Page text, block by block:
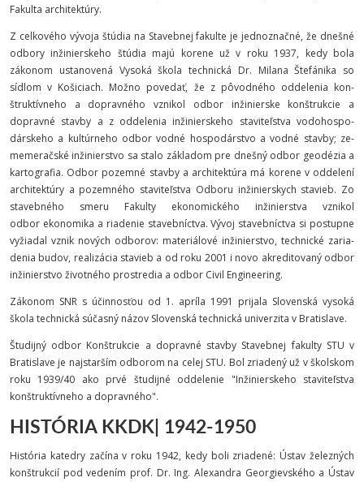
Fa­kulta architektúry.
Z celkového vývoja štúdia na Stavebnej fakulte je jednoznačné, že dnešné
odbory inži­nierskeho štúdia majú korene už v roku 1937, kedy bola
zákonom ustanovená Vysoká škola technická Dr. Milana Štefánika so
sídlom v Košiciach. Možno pove­dať, že z pôvodného oddelenia kon­
štruktívneho a do­pravného vznikol od­bor inžinierske konštruk­cie a
dopravné stavby a z oddelenia inžinierske­ho sta­viteľ­stva vodo­hospo­
dárskeho a kultúrneho odbor vodné hospo­dárstvo a vodné stavby; ze­
memerač­ské inži­nierstvo sa stalo základom pre dnešný odbor geo­dézia a
kartografia. Odbor po­zemné stavby a architektúra má ko­rene v odde­lení
architektúry a pozemného staviteľstva Odboru inžinierskych stavieb. Zo
sta­vebného smeru Fa­kulty ekono­mického inžinierstva vznikol
odbor ekonomika a riadenie stavebníctva. Vývoj sta­vebníctva si postupne
vyžiadal vznik nových odbo­rov: materiálové inžinier­stvo, technické za­ria­
denia bu­dov, rea­lizácia stavieb a od roku 2001 i novo akreditovaný odbor
inžinierstvo životného prostredia a odbor Civil Engineering.
Zákonom SNR s účinnosťou od 1. apríla 1991 prijala Slovenská vysoká
škola technická súčasný názov Slovenská technická univerzita v Bratislave.
Študijný odbor Konštrukcie a dopravné stavby Stavebnej fakulty STU v
Bratislave je najstarším odborom na celej STU. Bol zriadený už v školskom
roku 1939/40 ako prvé študijné oddelenie "Inžinierskeho staviteľstva
konštruktívneho a dopravného".
HISTÓRIA KKDK| 1942-1950
História katedry začína v roku 1942, kedy boli zriadené: Ústav železných
konštrukcií pod vedením prof. Dr. Ing. Alexandra Georgievského a Ústav